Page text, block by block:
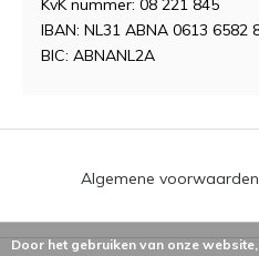
KvK nummer: 08 221 845
IBAN: NL31 ABNA 0613 6582
BIC: ABNANL2A
Algemene voorwaarden
Door het gebruiken van onze